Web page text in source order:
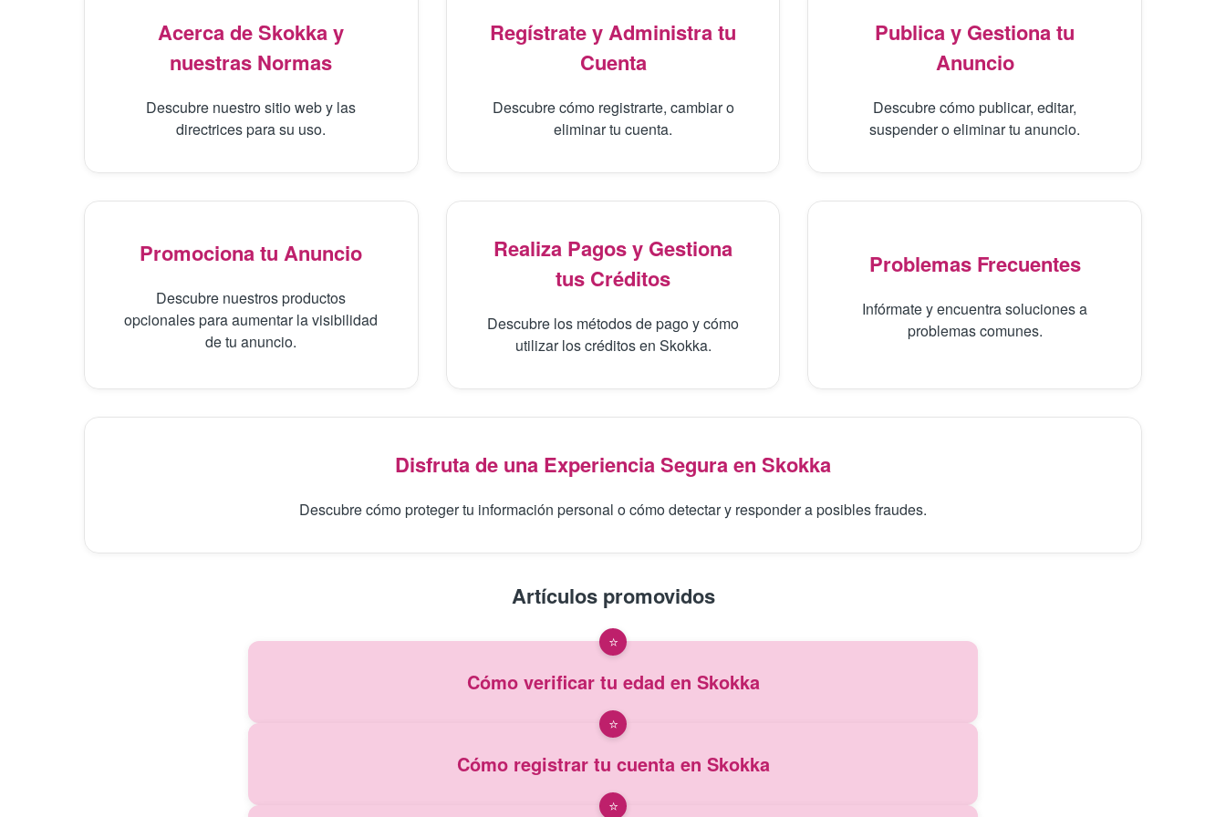
Acerca de Skokka y
nuestras Normas
Descubre nuestro sitio web y las
directrices para su uso.
Regístrate y Administra tu
Cuenta
Descubre cómo registrarte, cambiar o
eliminar tu cuenta.
Publica y Gestiona tu
Anuncio
Descubre cómo publicar, editar,
suspender o eliminar tu anuncio.
Promociona tu Anuncio
Descubre nuestros productos
opcionales para aumentar la visibilidad
de tu anuncio.
Realiza Pagos y Gestiona
tus Créditos
Descubre los métodos de pago y cómo
utilizar los créditos en Skokka.
Problemas Frecuentes
Infórmate y encuentra soluciones a
problemas comunes.
Disfruta de una Experiencia Segura en Skokka
Descubre cómo proteger tu información personal o cómo detectar y responder a posibles fraudes.
Artículos promovidos
Cómo verificar tu edad en Skokka
Cómo registrar tu cuenta en Skokka